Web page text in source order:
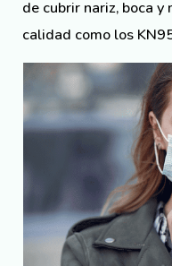
de cubrir nariz, boca
calidad como los